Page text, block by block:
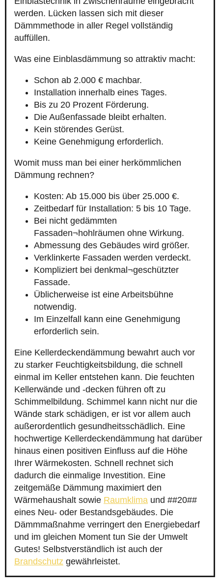
werden. Lücken lassen sich mit dieser
Dämmmethode in aller Regel vollständig
auffüllen.
Was eine Einblasdämmung so attraktiv macht:
Schon ab 2.000 € machbar.
Installation innerhalb eines Tages.
Bis zu 20 Prozent Förderung.
Die Außenfassade bleibt erhalten.
Kein störendes Gerüst.
Keine Genehmigung erforderlich.
Womit muss man bei einer herkömmlichen
Dämmung rechnen?
Kosten: Ab 15.000 bis über 25.000 €.
Zeitbedarf für Installation: 5 bis 10 Tage.
Bei nicht gedämmten
Fassaden¬hohlräumen ohne Wirkung.
Abmessung des Gebäudes wird größer.
Verklinkerte Fassaden werden verdeckt.
Kompliziert bei denkmal¬geschützter
Fassade.
Üblicherweise ist eine Arbeitsbühne
notwendig.
Im Einzelfall kann eine Genehmigung
erforderlich sein.
Eine Kellerdeckendämmung bewahrt auch vor
zu starker Feuchtigkeitsbildung, die schnell
einmal im Keller entstehen kann. Die feuchten
Kellerwände und -decken führen oft zu
Schimmelbildung. Schimmel kann nicht nur die
Wände stark schädigen, er ist vor allem auch
außerordentlich gesundheitsschädlich. Eine
hochwertige Kellerdeckendämmung hat darüber
hinaus einen positiven Einfluss auf die Höhe
Ihrer Wärmekosten. Schnell rechnet sich
dadurch die einmalige Investition. Eine
zeitgemäße Dämmung maximiert den
Wärmehaushalt sowie Raumklima und ##20##
eines Neu- oder Bestandsgebäudes. Die
Dämmmaßnahme verringert den Energiebedarf
und im gleichen Moment tun Sie der Umwelt
Gutes! Selbstverständlich ist auch der
Brandschutz gewährleistet.